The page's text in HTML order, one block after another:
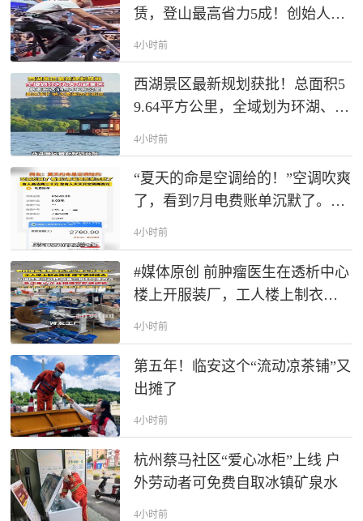
赁，登山最高省力5成！创始人预
计年销量10倍增长
4小时前
西湖景区最新规划获批！总面积5
9.64平方公里，全域划为环湖、北
山等九大景区。景区东扩，河坊
街、南宋御街、太庙遗址等正式
纳入！
4小时前
“夏天的命是空调给的！”空调吹爽
了，看到7月电费账单沉默了。快
来晒晒你家是多少。
4小时前
#媒体原创 前肿瘤医生在透析中心
楼上开服装厂，工人楼上制衣挣
钱、楼下透析续命，浙江#爱心企
业 捐赠智能缝纫机#缝纫机 #善意
4小时前
第五年！临安这个“流动凉茶铺”又
出摊了
4小时前
杭州蔡马社区“爱心冰柜”上线 户
外劳动者可免费自取冰镇矿泉水
4小时前